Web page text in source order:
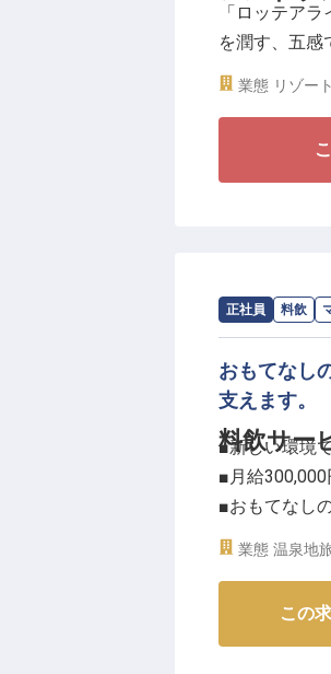
「ロッテア
を潤す、五感
やラウンジは
レストラン
る重要なポジ
月給28.5万円
生観をより豊
わしい品位あ
共に追求しま
業態 リゾー
正社員 料飲
料飲サー
求人情報：扉
おもてなし
支えます。
■新しい環境
■月給
■おもてなし
■豊かな自然
豊かな自然
います。
業態 温泉地
この